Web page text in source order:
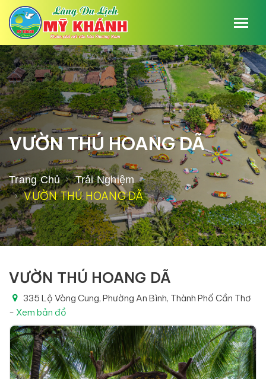
VƯỜN THÚ HOANG DÃ
Trang Chủ Trải Nghiệm
VƯỜN THÚ HOANG DÃ
VƯỜN THÚ HOANG DÃ
335 Lộ Vòng Cung, Phường An Bình, Thành Phố Cần Thơ
- Xem bản đồ